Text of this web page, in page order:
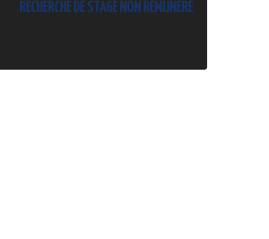
RECHERCHE DE STAGE NON RÉMUNÉRÉ